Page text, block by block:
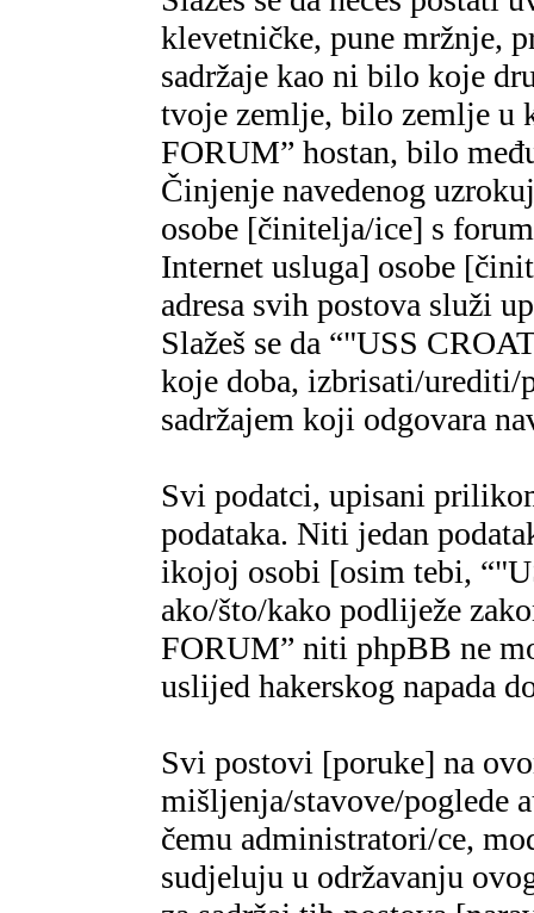
klevetničke, pune mržnje,
sadržaje kao ni bilo koje
tvoje zemlje, bilo zemlje
FORUM” hostan, bilo
Činjenje navedenog
osobe [činitelja/ice] s
Internet usluga] osobe
adresa svih postova služi
Slažeš se da “"USS
koje doba, izbrisati/urediti/
sadržajem koji odgovara
Svi podatci, upisani
podataka. Niti jedan
ikojoj osobi [osim tebi,
ako/što/kako podliježe
FORUM” niti phpBB ne
uslijed hakerskog napada
Svi postovi [poruke] na
mišljenja/stavove/poglede
čemu administratori/ce,
sudjeluju u održavanju